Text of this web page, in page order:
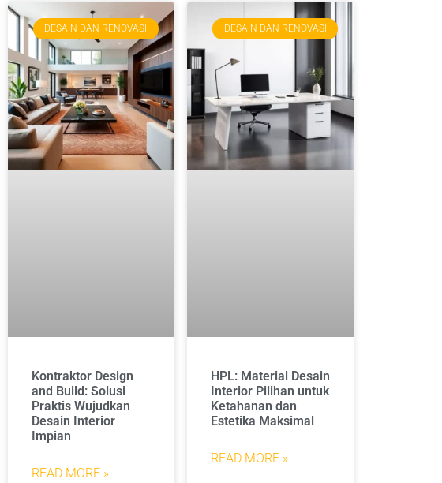
DESAIN DAN RENOVASI
Kontraktor Design
and Build: Solusi
Praktis Wujudkan
Desain Interior
Impian
READ MORE »
DESAIN DAN RENOVASI
HPL: Material Desain
Interior Pilihan untuk
Ketahanan dan
Estetika Maksimal
READ MORE »